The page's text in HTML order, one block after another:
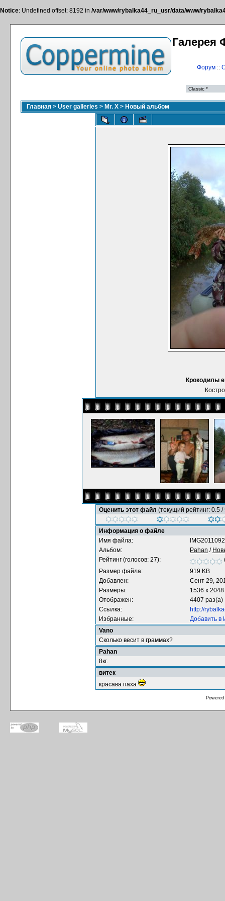
Notice: Undefined offset: 8192 in /var/www/rybalka44_ru_usr/data/www/
Галерея
Форум::
Главная > User galleries > Mr. X > Новый альбом
Крокодилы
Оценить этот файл (текущий рейтинг: 0.5 /
Информация о файле
Имя файла:
Альбом:
Pahan /
Рейтинг (голосов: 27):
Размер файла:
919 KB
Добавлен:
Сент 29,
Размеры:
1536 x
Отображен:
4407 раз(а)
Ссылка:
http://
Избранные:
Добавить в
Vano
Сколько весит в граммах?
Pahan
8кг.
витек
красава паха